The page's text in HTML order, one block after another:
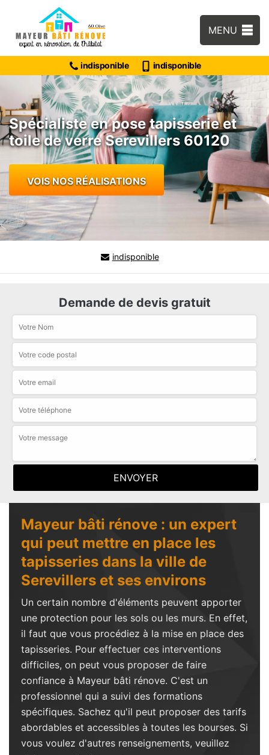
MENU
indisponible indisponible
Spécialiste en pose tapisserie et
toile de verre Serevillers 60120
VOIS NOS RÉALISATIONS
indisponible
Demande de devis gratuit
Mayeur bâti rénove : un expert
qui peut mettre en place les
tapisseries dans la ville de
Serevillers et ses environs
Un certain nombre d'éléments peuvent apporter
une protection pour les sols ou les murs. En effet,
il faut que vous procédiez à la mise en place des
tapisseries. Pour effectuer ces interventions
difficiles, on peut vous proposer de faire
confiance à Mayeur bâti rénove. C'est un
professionnel qui a suivi des formations
spécifiques. Sachez qu'il peut proposer des tarifs
abordables et accessibles à toutes les bourses. Si
vous voulez d'autres renseignements, veuillez